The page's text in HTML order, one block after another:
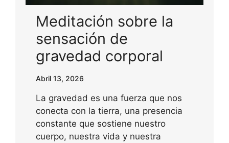
Meditación sobre la
sensación de
gravedad corporal
Abril 13, 2026
La gravedad es una fuerza que nos
conecta con la tierra, una presencia
constante que sostiene nuestro
cuerpo, nuestra vida y nuestra